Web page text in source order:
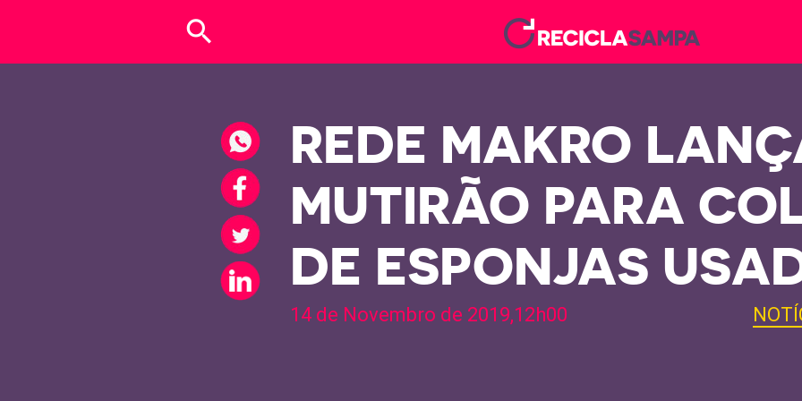
search
REDE MAKRO
MUTIRÃO PARA
DE ESPONJAS
14 de Novembro de 2019,12h00